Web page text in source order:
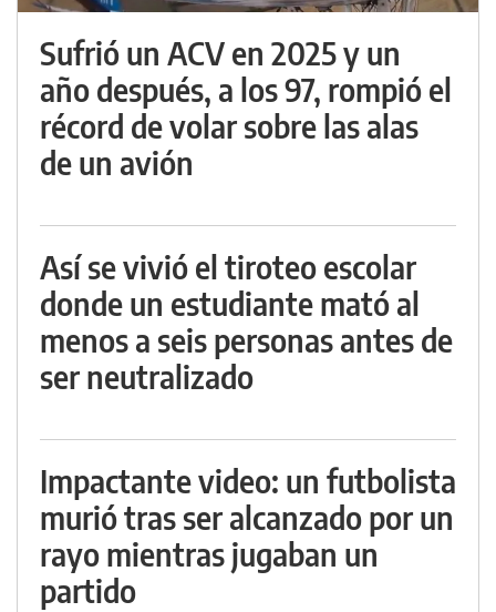
Sufrió un ACV en 2025 y un
año después, a los 97, rompió el
récord de volar sobre las alas
de un avión
Así se vivió el tiroteo escolar
donde un estudiante mató al
menos a seis personas antes de
ser neutralizado
Impactante video: un futbolista
murió tras ser alcanzado por un
rayo mientras jugaban un
partido